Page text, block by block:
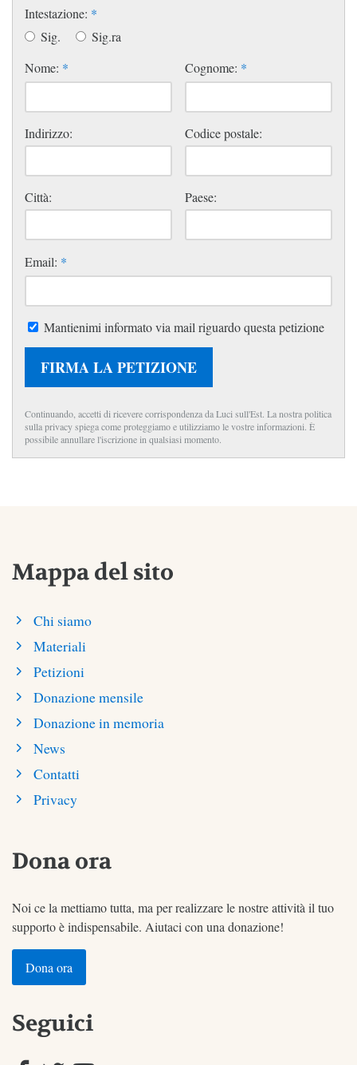
Intestazione: *
Sig.
Sig.ra
Nome: * Cognome: *
Indirizzo: Codice postale:
Città: Paese:
Email: *
Mantienimi informato via mail riguardo questa petizione
FIRMA LA PETIZIONE
Continuando, accetti di ricevere corrispondenza da Luci sull'Est. La nostra politica
sulla privacy spiega come proteggiamo e utilizziamo le vostre informazioni. È
possibile annullare l'iscrizione in qualsiasi momento.
Mappa del sito
Chi siamo
Materiali
Petizioni
Donazione mensile
Donazione in memoria
News
Contatti
Privacy
Dona ora
Noi ce la mettiamo tutta, ma per realizzare le nostre attività il tuo
supporto è indispensabile. Aiutaci con una donazione!
Dona ora
Seguici